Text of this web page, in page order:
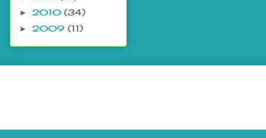
► 2010 (34)
► 2009 (11)